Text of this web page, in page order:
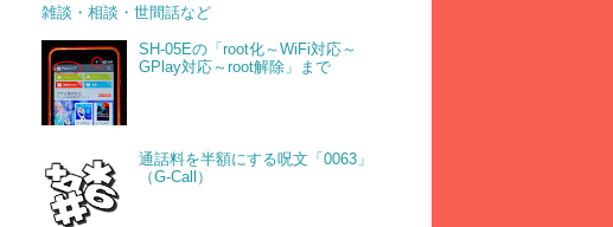
雑談・相談・世間話など
SH-05Eの「root化～WiFi対応～
GPlay対応～root解除」まで
通話料を半額にする呪文「0063」
（G-Call）